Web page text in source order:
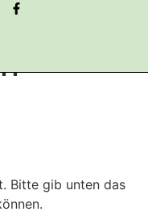
Bitte gib unten das